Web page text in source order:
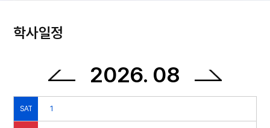
학사일정
2026. 08
SAT 1